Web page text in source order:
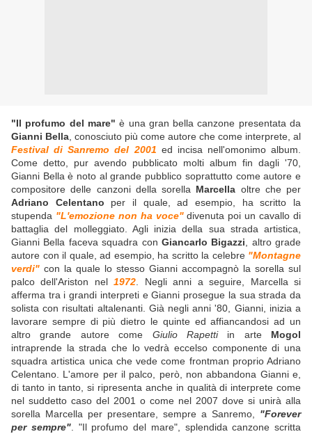
"Il profumo del mare" è una gran bella canzone presentata da
Gianni Bella , conosciuto più come autore che come interprete, al
Festival di Sanremo del 2001 ed incisa nell'omonimo album.
Come detto, pur avendo pubblicato molti album fin dagli '70,
Gianni Bella è noto al grande pubblico soprattutto come autore e
compositore delle canzoni della sorella Marcella oltre che per
Adriano Celentano per il quale, ad esempio, ha scritto la
stupenda "L'emozione non ha voce"divenuta poi un cavallo di
battaglia del molleggiato. Agli inizia della sua strada artistica,
Gianni Bella faceva squadra con Giancarlo Bigazzi , altro grade
autore con il quale, ad esempio, ha scritto la celebre "Montagne
verdi" con la quale lo stesso Gianni accompagnò la sorella sul
palco dell'Ariston nel1972 . Negli anni a seguire, Marcella si
afferma tra i grandi interpreti e Gianni prosegue la sua strada da
solista con risultati altalenanti. Già negli anni '80, Gianni, inizia a
lavorare sempre di più dietro le quinte ed affiancandosi ad un
altro grande autore come Giulio Rapettiin arte Mogol
intraprende la strada che lo vedrà eccelso componente di una
squadra artistica unica che vede come frontman proprio Adriano
Celentano. L'amore per il palco, però, non abbandona Gianni e,
di tanto in tanto, si ripresenta anche in qualità di interprete come
nel suddetto caso del 2001 o come nel 2007 dove si unirà alla
sorella Marcella per presentare, sempre a Sanremo, "Forever
per sempre". "Il profumo del mare", splendida canzone scritta